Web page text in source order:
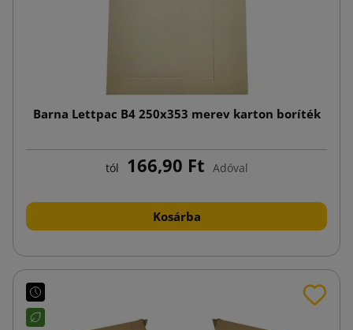
Barna Lettpac B4 250x353 merev karton boríték
tól 166,90 Ft Adóval
Kosárba